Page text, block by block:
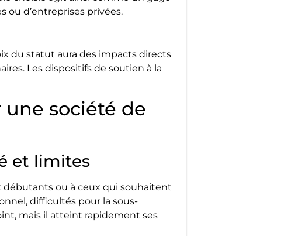
ou d’entreprises privées.
du statut aura des impacts directs
Les dispositifs de soutien à la
société de
et limites
débutants ou à ceux qui souhaitent
difficultés pour la sous-
mais il atteint rapidement ses